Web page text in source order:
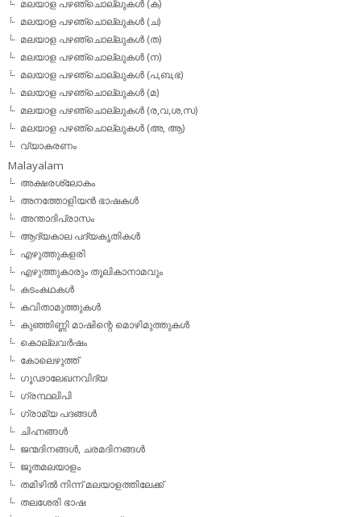
മലയാള പഴഞ്ചൊല്ലുകള്‍ (ക)
മലയാള പഴഞ്ചൊല്ലുകള്‍ (ച)
മലയാള പഴഞ്ചൊല്ലുകള്‍ (ത)
മലയാള പഴഞ്ചൊല്ലുകള്‍ (ന)
മലയാള പഴഞ്ചൊല്ലുകള്‍ (പ,ബ,ഭ)
മലയാള പഴഞ്ചൊല്ലുകള്‍ (മ)
മലയാള പഴഞ്ചൊല്ലുകള്‍ (ര,വ,ശ,സ)
മലയാള പഴഞ്ചൊല്ലുകൾ (അ, ആ)
വ്യാകരണം
Malayalam
അക്ഷരശ്ലോകം
അനത്തോളിയന്‍ ഭാഷകള്‍
അന്താദിപ്രാസം
ആദ്യകാല പദ്യകൃതികള്‍
എഴുത്തുകളരി
എഴുത്തുകാരും തൂലികാനാമവും
കടംകഥകള്‍
കവിതാമുത്തുകള്‍
കുഞ്ഞിണ്ണി മാഷിന്റെ മൊഴിമുത്തുകള്‍
കൊല്ലവര്‍ഷം
കോലെഴുത്ത്
ഗൂഢാലേഖനവിദ്യ
ഗ്രന്ഥലിപി
ഗ്രാമ്യ പദങ്ങള്‍
ചിഹ്നങ്ങള്‍
ജന്മദിനങ്ങള്‍, ചരമദിനങ്ങള്‍
ജൂതമലയാളം
തമിഴില്‍ നിന്ന് മലയാളത്തിലേക്ക്
തലശേരി ഭാഷ